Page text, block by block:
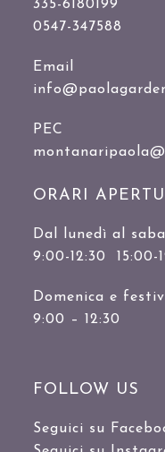
335-6180199
0547-347588
Email
PEC
ORARI
Dal lunedì al
9:00-12:30 15:00-
Domenica e
9:00 – 12:30
FOLLOW US
Seguici su